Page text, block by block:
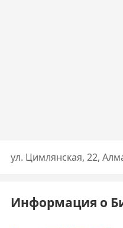
​ул. Цимлянская, 22​,
Информация о